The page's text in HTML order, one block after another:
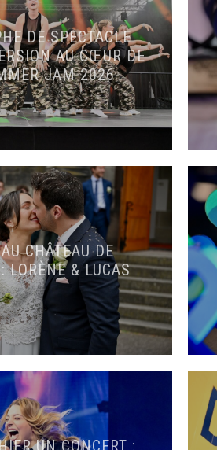
DE SPECTACLE
AU CŒUR DE
JAM 2026
CHÂTEAU DE
LORÈNE & LUCAS
UN CONCERT :